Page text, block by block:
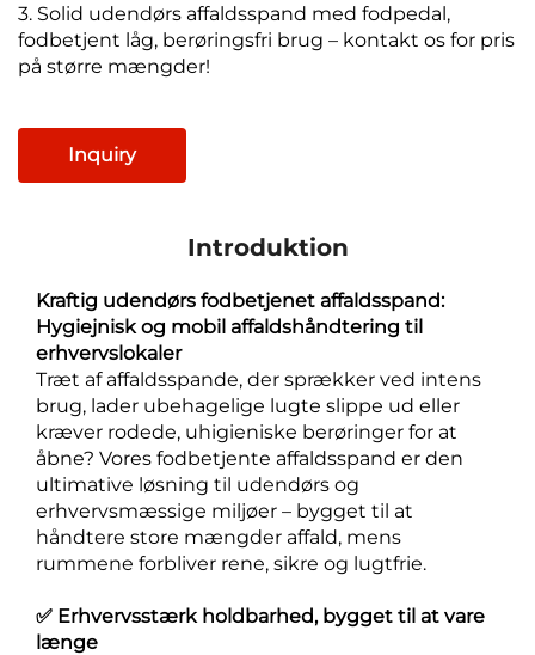
3. Solid udendørs affaldsspand med fodpedal,
fodbetjent låg, berøringsfri brug – kontakt os for pris
på større mængder!
Inquiry
Introduktion
Kraftig udendørs fodbetjenet affaldsspand:
Hygiejnisk og mobil affaldshåndtering til
erhvervslokaler
Træt af affaldsspande, der sprækker ved intens
brug, lader ubehagelige lugte slippe ud eller
kræver rodede, uhigieniske berøringer for at
åbne? Vores fodbetjente affaldsspand er den
ultimative løsning til udendørs og
erhvervsmæssige miljøer – bygget til at
håndtere store mængder affald, mens
rummene forbliver rene, sikre og lugtfrie.
✅ Erhvervsstærk holdbarhed, bygget til at vare
længe